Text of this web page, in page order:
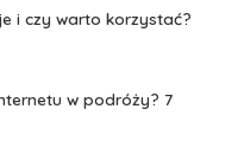
i czy warto korzystać?
w podróży? 7